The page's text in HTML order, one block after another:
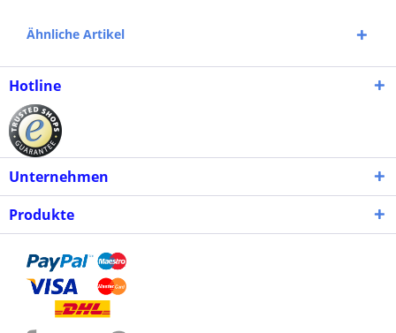
Ähnliche Artikel
Hotline
Unternehmen
Produkte